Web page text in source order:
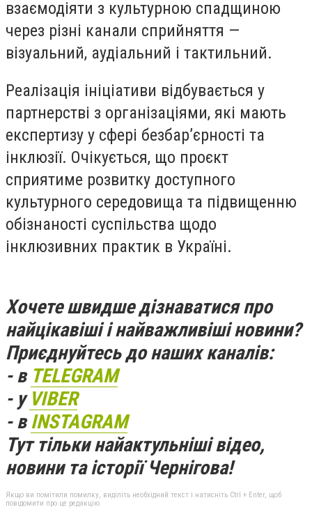
взаємодіяти з культурною спадщиною
через різні канали сприйняття —
візуальний, аудіальний і тактильний.
Реалізація ініціативи відбувається у
партнерстві з організаціями, які мають
експертизу у сфері безбар’єрності та
інклюзії. Очікується, що проєкт
сприятиме розвитку доступного
культурного середовища та підвищенню
обізнаності суспільства щодо
інклюзивних практик в Україні.
Хочете швидше дізнаватися про
найцікавіші і найважливіші новини?
Приєднуйтесь до наших каналів:
- в TELEGRAM
- у VIBER
- вINSTAGRAM
Тут тільки найактульніші відео,
новини та історії Чернігова!
Якщо ви помітили помилку, виділіть необхідний текст і натисніть Ctrl + Enter, щоб
повідомити про це редакцію